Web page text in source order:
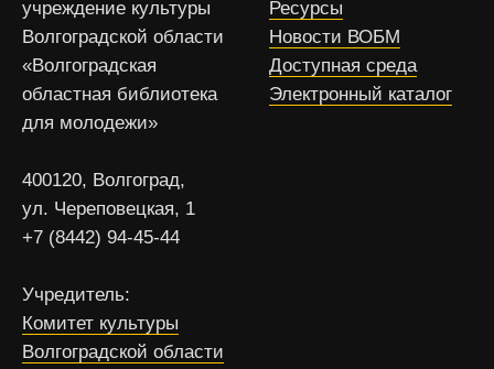
учреждение культуры
Волгоградской области
«Волгоградская
областная библиотека
для молодежи»
400120, Волгоград,
ул. Череповецкая, 1
+7 (8442) 94-45-44
Учредитель:
Комитет культуры
Волгоградской области
Ресурсы
Новости ВОБМ
Доступная среда
Электронный каталог